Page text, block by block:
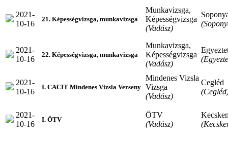
2021-
10-16
21. Képességvizsga, munkavizsga
Munkavizsga,
Képességvizsga
(Vadász)
2021-
10-16
22. Képességvizsga, munkavizsga
Munkavizsga,
Képességvizsga
(Vadász)
2021-
10-16
I. CACIT Mindenes Vizsla Verseny
Mindenes Vizsla
Vizsga
(Vadász)
Cegléd
2021-
10-16
I. ÖTV
ÖTV
(Vadász)